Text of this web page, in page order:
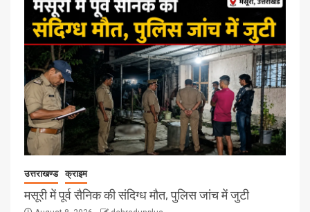
उत्तराखण्ड क्राइम
मसूरी में पूर्व सैनिक की संदिग्ध मौत, पुलिस जांच में जुटी